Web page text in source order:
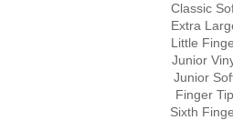
Classic
Extra
Little
Junior
Junior
Finger Tip
Sixth